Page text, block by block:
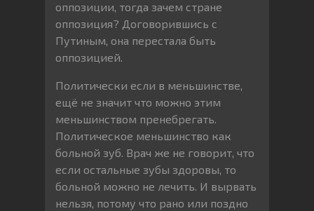
оппозиции, тогда зачем стране
оппозиция? Договорившись с
Путиным, она перестала быть
оппозицией.
Политически если в меньшинстве,
ещё не значит что можно этим
меньшинством пренебрегать.
Политическое меньшинство как
больной зуб. Врач же не говорит, что
если остальные зубы здоровы, то
больной можно не лечить. И вырвать
нельзя, потому что рано или поздно